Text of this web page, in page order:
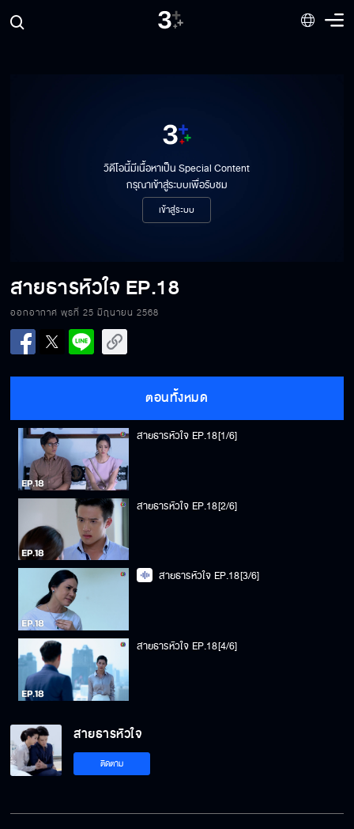
วิดีโอนี้มีเนื้อหาเป็น Special Content
กรุณาเข้าสู่ระบบเพื่อรับชม
เข้าสู่ระบบ
สายธารหัวใจ EP.18
ออกอากาศ พุธที่ 25 มิถุนายน 2568
ตอนทั้งหมด
สายธารหัวใจ EP.18[1/6]
สายธารหัวใจ EP.18[2/6]
สายธารหัวใจ EP.18[3/6]
สายธารหัวใจ EP.18[4/6]
สายธารหัวใจ
ติดตาม